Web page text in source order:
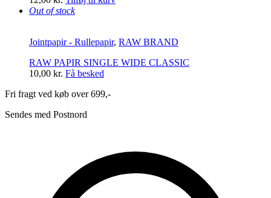
Out of stock
Jointpapir - Rullepapir, RAW BRAND
RAW PAPIR SINGLE WIDE CLASSIC
10,00 kr. Få besked
Fri fragt ved køb over 699,-
Sendes med Postnord